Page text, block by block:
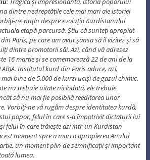
dintre nedreptăţile cele mai mari ale istoriei
ne puţin despre evoluţia Kurdistanului
etapă parcursă. Ştiu că sunteţi apropiat
Paris, pe care am avut şansa să îl vizitez şi să
dintre promotorii săi. Azi, când vă adresez
16 martie şi se comemorează 22 de ani de la
Institutul kurd din Paris aduce, azi,
bine de 5.000 de kurzi ucişi de gazul chimic.
nu trebuie uitate niciodată, ele trebuie
să nu mai fie posibilă reeditarea unor
Vorbiţi-ne vă rugăm despre identitatea kurdă,
popor, felul în care s-a împotrivit dictaturii lui
felul în care trăieşte azi într-un Kurdistan
moment spre a marca apropierea Anului
un moment plin de semnificaţii şi important
lumea.